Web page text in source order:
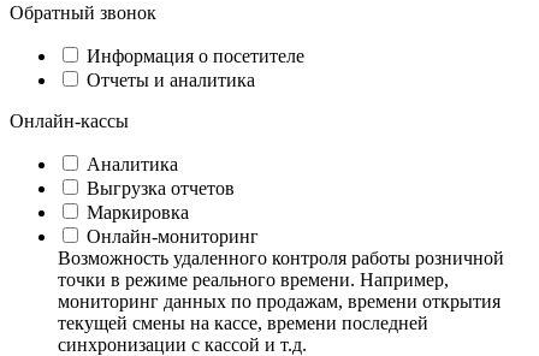
Обратный звонок
Информация о посетителе
Отчеты и аналитика
Онлайн-кассы
Аналитика
Выгрузка отчетов
Маркировка
Онлайн-мониторинг
Возможность удаленного контроля работы розничной
точки в режиме реального времени. Например,
мониторинг данных по продажам, времени открытия
текущей смены на кассе, времени последней
синхронизации с кассой и т.д.